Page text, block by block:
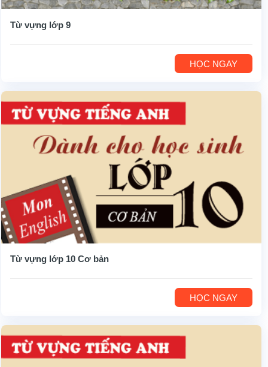
Từ vựng lớp 9
HỌC NGAY
Từ vựng lớp 10 Cơ bản
HỌC NGAY